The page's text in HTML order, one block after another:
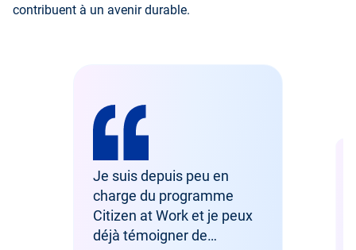
contribuent à un avenir durable.
Je suis depuis peu en
charge du programme
Citizen at Work et je peux
déjà témoigner de